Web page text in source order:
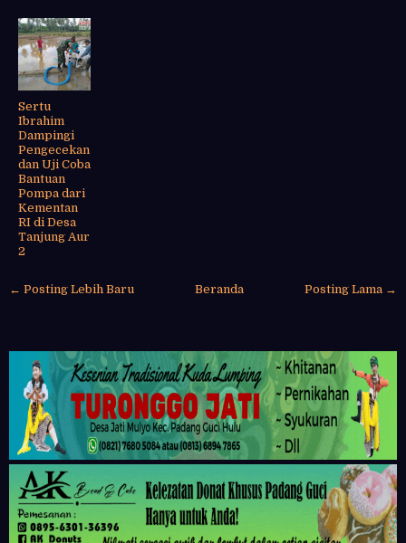
Sertu
Ibrahim
Dampingi
Pengecekan
dan Uji Coba
Bantuan
Pompa dari
Kementan
RI di Desa
Tanjung Aur
2
← Posting Lebih Baru Posting Lama →
Beranda